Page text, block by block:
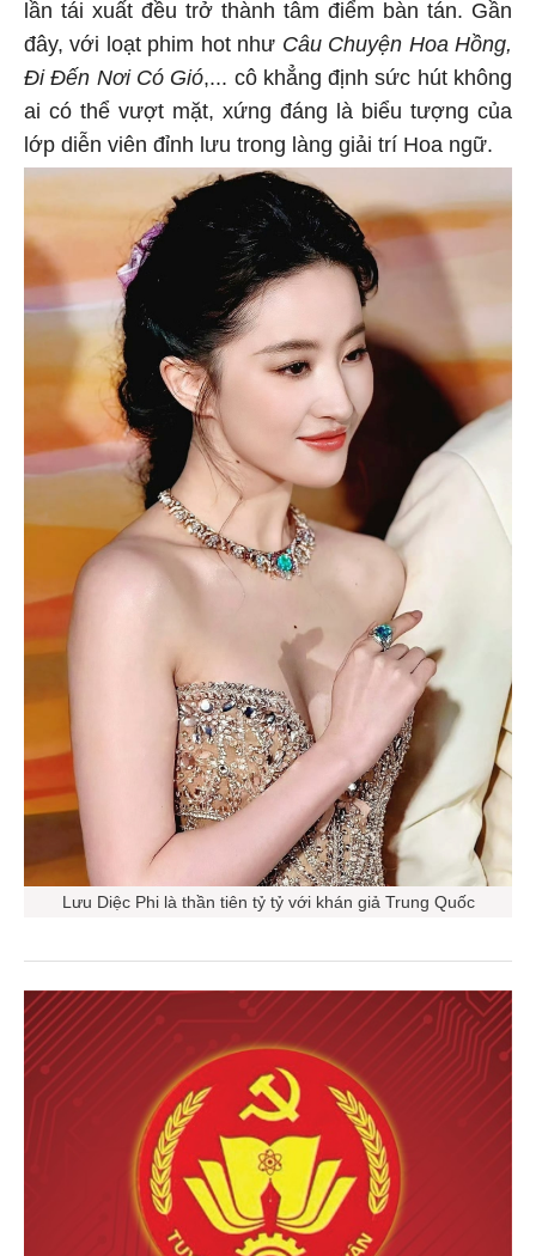
lần tái xuất đều trở thành tâm điểm bàn tán. Gần
đây, với loạt phim hot như Câu Chuyện Hoa Hồng,
Đi Đến Nơi Có Gió,... cô khẳng định sức hút không
ai có thể vượt mặt, xứng đáng là biểu tượng của
lớp diễn viên đỉnh lưu trong làng giải trí Hoa ngữ.
Lưu Diệc Phi là thần tiên tỷ tỷ với khán giả Trung Quốc